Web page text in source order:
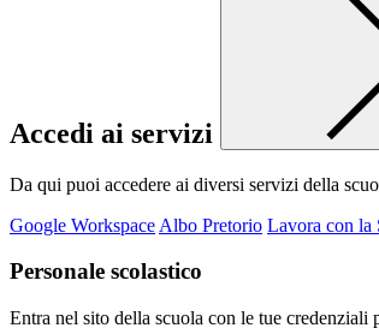
Accedi ai servizi
Da qui puoi accedere ai diversi servizi della
Google Workspace Albo Pretorio Lavora con
Personale scolastico
Entra nel sito della scuola con le tue